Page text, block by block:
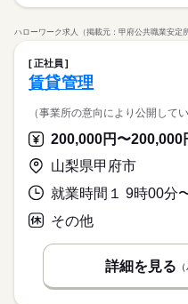
ハローワーク求人（掲載元：甲府公共職業安定所
正社員
賃貸管理
（事業所の意向により公開してい
山梨県甲府市
その他
詳細を見る